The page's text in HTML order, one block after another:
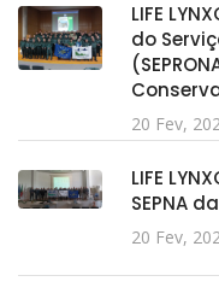
LIFE
do
20 Fev,
LIFE
SEPNA
20 Fev,